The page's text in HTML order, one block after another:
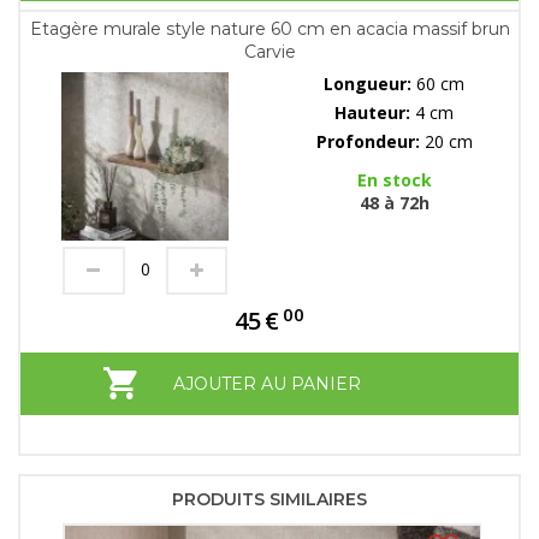
Etagère murale style nature 60 cm en acacia massif brun
Carvie
Longueur: 60 cm
Hauteur: 4 cm
Profondeur: 20 cm
En stock
48 à 72h
45€ 00
AJOUTER AU PANIER
PRODUITS SIMILAIRES